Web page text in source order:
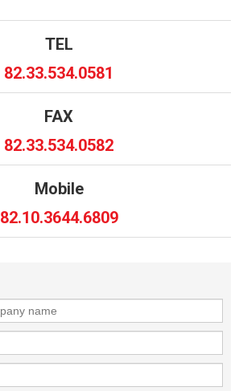
TEL
82.33.534.0581
FAX
82.33.534.0582
Mobile
82.10.3644.6809